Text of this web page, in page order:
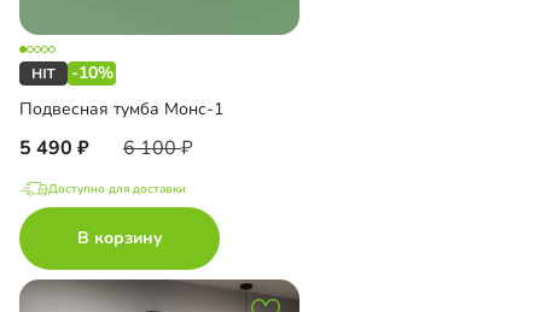
-10%
Подвесная тумба Монс-1
5 490 6 100
Доступно для доставки
В корзину